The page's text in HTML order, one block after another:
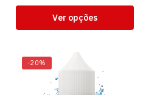
Ver opções
-20%